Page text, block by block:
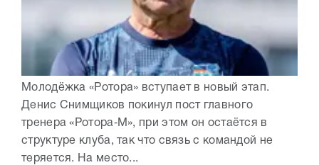
Молодёжка «Ротора» вступает в новый этап.
Денис Снимщиков покинул пост главного
тренера «Ротора‑М», при этом он остаётся в
структуре клуба, так что связь с командой не
теряется. На место...